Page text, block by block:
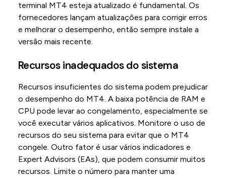
terminal MT4 esteja atualizado é fundamental. Os
fornecedores lançam atualizações para corrigir erros
e melhorar o desempenho, então sempre instale a
versão mais recente.
Recursos inadequados do sistema
Recursos insuficientes do sistema podem prejudicar
o desempenho do MT4. A baixa potência de RAM e
CPU pode levar ao congelamento, especialmente se
você executar vários aplicativos. Monitore o uso de
recursos do seu sistema para evitar que o MT4
congele. Outro fator é usar vários indicadores e
Expert Advisors (EAs), que podem consumir muitos
recursos. Limite o número para manter uma